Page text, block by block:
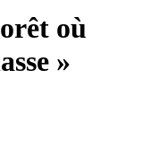
où
»